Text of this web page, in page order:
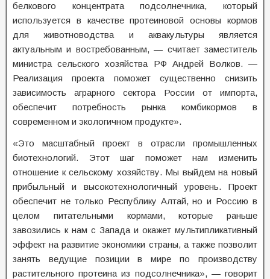
белкового концентрата подсолнечника, который
используется в качестве протеиновой основы кормов
для животноводства и аквакультуры является
актуальным и востребованным, — считает заместитель
министра сельского хозяйства РФ Андрей Волков. —
Реализация проекта поможет существенно снизить
зависимость аграрного сектора России от импорта,
обеспечит потребность рынка комбикормов в
современном и экологичном продукте».
«Это масштабный проект в отрасли промышленных
биотехнологий. Этот шаг поможет нам изменить
отношение к сельскому хозяйству. Мы выйдем на новый
прибыльный и высокотехнологичный уровень. Проект
обеспечит не только Республику Алтай, но и Россию в
целом питательными кормами, которые раньше
завозились к нам с Запада и окажет мультипликативный
эффект на развитие экономики страны, а также позволит
занять ведущие позиции в мире по производству
растительного протеина из подсолнечника», — говорит